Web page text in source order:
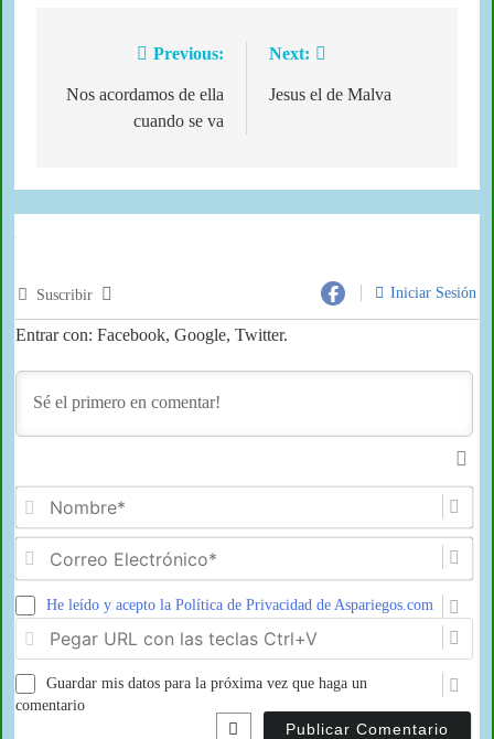
Previous:
Nos acordamos de ella
cuando se va
Next:
Jesus el de Malva
Suscribir Iniciar Sesión
Entrar con: Facebook, Google, Twitter.
He leído y acepto la Política de Privacidad de Aspariegos.com
Guardar mis datos para la próxima vez que haga un
comentario